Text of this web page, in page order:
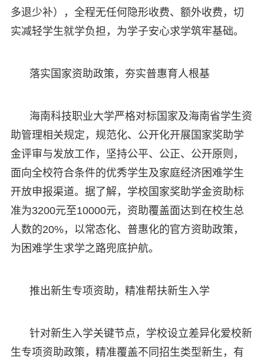
多退少补），全程无任何隐形收费、额外收费，切
实减轻学生就学负担，为学子安心求学筑牢基础。
落实国家资助政策，夯实普惠育人根基
海南科技职业大学严格对标国家及海南省学生资
助管理相关规定，规范化、公开化开展国家奖助学
金评审与发放工作，坚持公平、公正、公开原则，
面向全校符合条件的优秀学生及家庭经济困难学生
开放申报渠道。据了解，学校国家奖助学金资助标
准为3200元至10000元，资助覆盖面达到在校生总
人数的20%，以常态化、普惠化的官方资助政策，
为困难学生求学之路兜底护航。
推出新生专项资助，精准帮扶新生入学
针对新生入学关键节点，学校设立差异化爱校新
生专项资助政策，精准覆盖不同招生类型新生，有